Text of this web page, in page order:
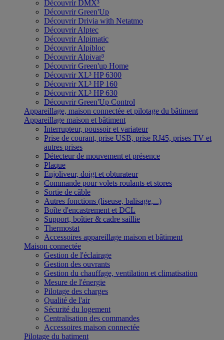
Découvrir DMX³
Découvrir Green'Up
Découvrir Drivia with Netatmo
Découvrir Alptec
Découvrir Alpimatic
Découvrir Alpibloc
Découvrir Alpivar³
Découvrir Green'up Home
Découvrir XL³ HP 6300
Découvrir XL³ HP 160
Découvrir XL³ HP 630
Découvrir Green'Up Control
Appareillage, maison connectée et pilotage du bâtiment
Appareillage maison et bâtiment
Interrupteur, poussoir et variateur
Prise de courant, prise USB, prise RJ45, prises TV et
autres prises
Détecteur de mouvement et présence
Plaque
Enjoliveur, doigt et obturateur
Commande pour volets roulants et stores
Sortie de câble
Autres fonctions (liseuse, balisage,...)
Boîte d'encastrement et DCL
Support, boîtier & cadre saillie
Thermostat
Accessoires appareillage maison et bâtiment
Maison connectée
Gestion de l'éclairage
Gestion des ouvrants
Gestion du chauffage, ventilation et climatisation
Mesure de l'énergie
Pilotage des charges
Qualité de l'air
Sécurité du logement
Centralisation des commandes
Accessoires maison connectée
Pilotage du batiment